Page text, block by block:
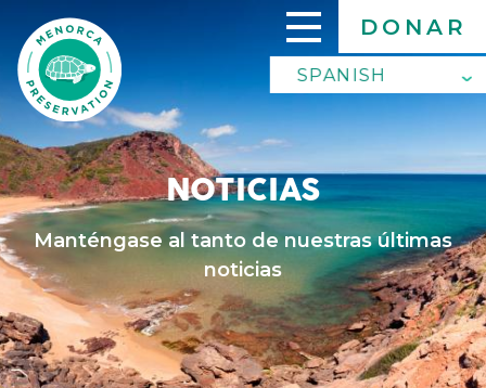
main
content
DONAR
SPANISH
SPANISH
ENGLISH
NOTICIAS
Manténgase al tanto de nuestras últimas
noticias